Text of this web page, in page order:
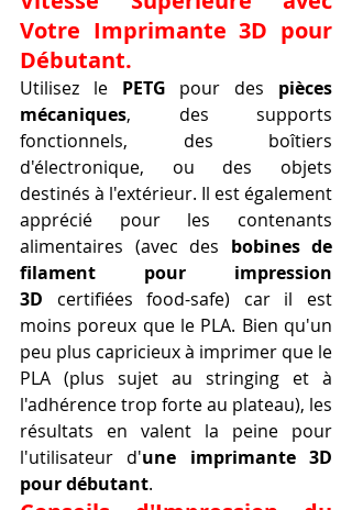
Votre Imprimante 3D pour
Débutant.
Utilisez le PETG pour des pièces
mécaniques, des supports
fonctionnels, des boîtiers
d'électronique, ou des objets
destinés à l'extérieur. Il est également
apprécié pour les contenants
alimentaires (avec des bobines de
filament pour impression
3D certifiées food-safe) car il est
moins poreux que le PLA. Bien qu'un
peu plus capricieux à imprimer que le
PLA (plus sujet au stringing et à
l'adhérence trop forte au plateau), les
résultats en valent la peine pour
l'utilisateur d'une imprimante 3D
pour débutant.